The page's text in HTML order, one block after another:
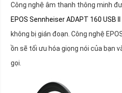
Công nghệ âm thanh thông minh
EPOS Sennheiser ADAPT 160 USB II
không bị gián đoạn. Công nghệ
ồn sẽ tối ưu hóa giọng nói của bạn
gọi.